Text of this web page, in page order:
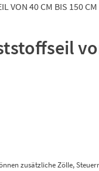
VON 40 CM BIS 150 CM
zusätzliche Zölle,